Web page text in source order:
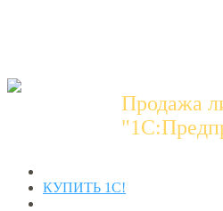
Продажа
КУПИТЬ 1С!